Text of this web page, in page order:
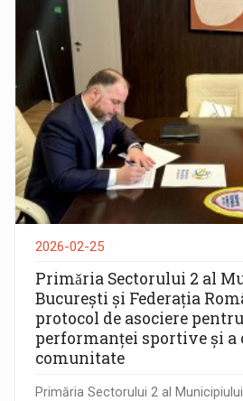
2026-02-25
Primǎria Sectorului 2 al
București și Federația
protocol de asociere
performanței sportive și
comunitate
Primăria Sectorului 2 al